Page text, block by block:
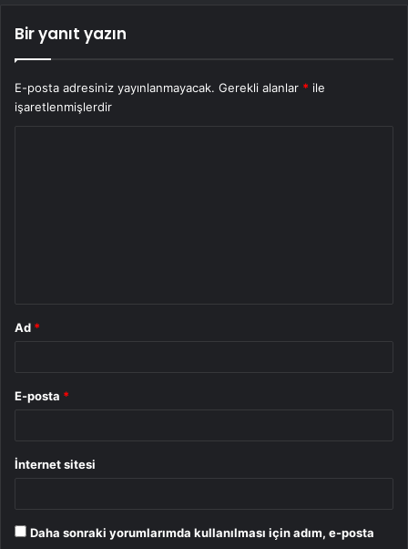
Bir yanıt yazın
E-posta adresiniz yayınlanmayacak. Gerekli alanlar * ile
işaretlenmişlerdir
Ad *
E-posta *
İnternet sitesi
Daha sonraki yorumlarımda kullanılması için adım, e-posta